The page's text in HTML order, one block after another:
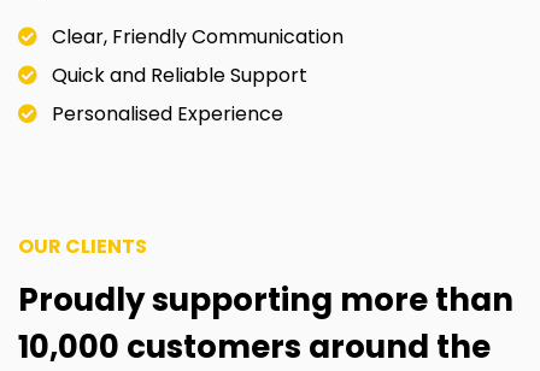
Clear, Friendly Communication
Quick and Reliable Support
Personalised Experience
OUR CLIENTS
Proudly supporting more than
10,000 customers around the